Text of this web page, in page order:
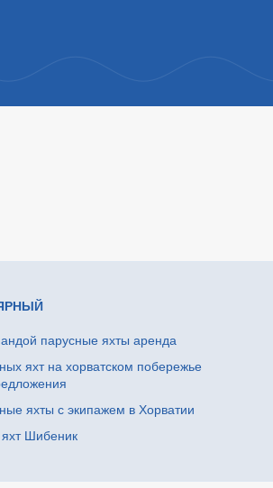
парусные яхты аренда
яхт на хорватском побережье
яхты с экипажем в Хорватии
Шибеник